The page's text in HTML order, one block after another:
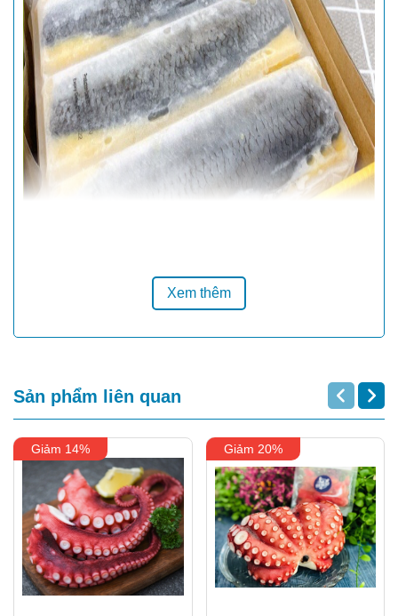
giòn tan đặc trưng của trứng cá. Đây là lựa chọn hoàn hảo
cho những bữa tiệc sashimi đẳng cấp, làm hài lòng cả những
Hướng Dẫn Chế Biến 2 Món
Sashimi Đỉnh Cao Từ Cá
Trích Ép Trứng Nhật Bản
1. Sashimi Cá Trích Ép Trứng Kiểu
Truyền Thống
Xem thêm
Sản phẩm liên quan
Giảm 14% Giảm 20%